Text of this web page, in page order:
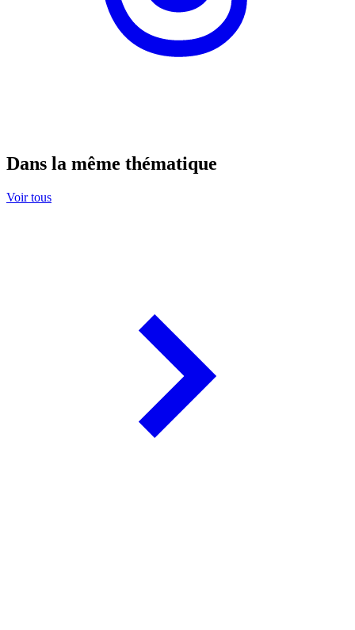
Dans la même thématique
Voir tous